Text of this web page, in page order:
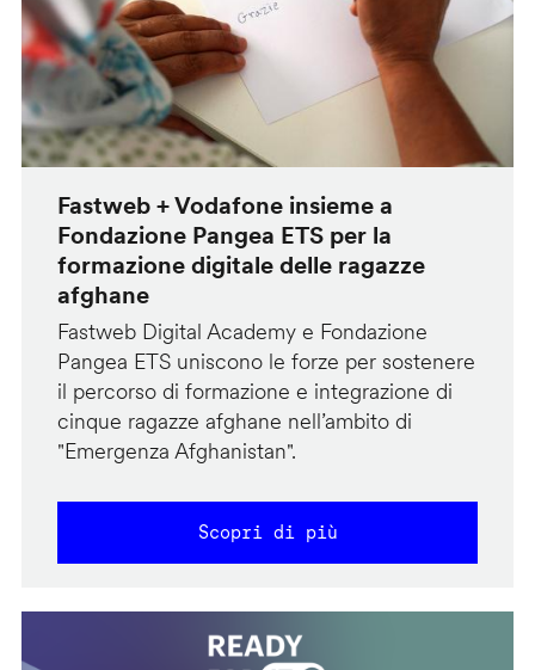
Fastweb + Vodafone insieme a
Fondazione Pangea ETS per la
formazione digitale delle ragazze
afghane
Fastweb Digital Academy e Fondazione
Pangea ETS uniscono le forze per sostenere
il percorso di formazione e integrazione di
cinque ragazze afghane nell’ambito di
"Emergenza Afghanistan".
Scopri di più